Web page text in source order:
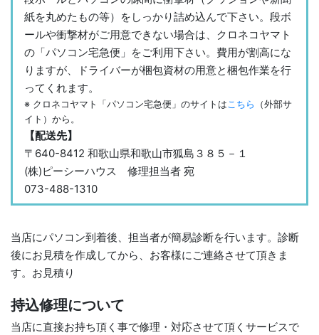
紙を丸めたもの等）をしっかり詰め込んで下さい。段ボ
ールや衝撃材がご用意できない場合は、クロネコヤマト
の「パソコン宅急便」をご利用下さい。費用が割高にな
りますが、ドライバーが梱包資材の用意と梱包作業を行
ってくれます。
※ クロネコヤマト「パソコン宅急便」のサイトはこちら
（外部サ
イト）から。
【配送先】
〒640-8412 和歌山県和歌山市狐島３８５－１
(株)ピーシーハウス 修理担当者 宛
073-488-1310
当店にパソコン到着後、担当者が簡易診断を行います。診断
後にお見積を作成してから、お客様にご連絡させて頂きま
す。お見積り
持込修理について
当店に直接お持ち頂く事で修理・対応させて頂くサービスで